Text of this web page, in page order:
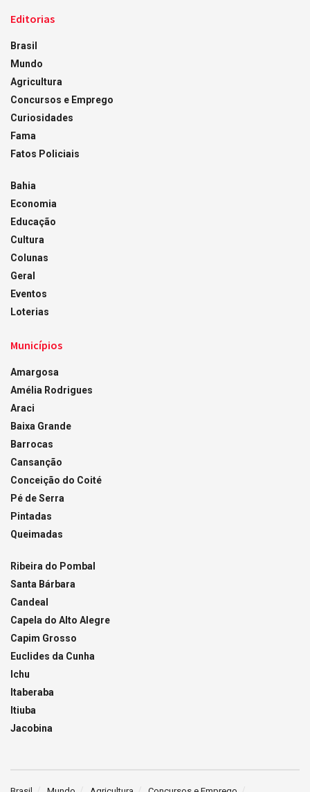
Editorias
Brasil
Mundo
Agricultura
Concursos e Emprego
Curiosidades
Fama
Fatos Policiais
Bahia
Economia
Educação
Cultura
Colunas
Geral
Eventos
Loterias
Municípios
Amargosa
Amélia Rodrigues
Araci
Baixa Grande
Barrocas
Cansanção
Conceição do Coité
Pé de Serra
Pintadas
Queimadas
Ribeira do Pombal
Santa Bárbara
Candeal
Capela do Alto Alegre
Capim Grosso
Euclides da Cunha
Ichu
Itaberaba
Itiuba
Jacobina